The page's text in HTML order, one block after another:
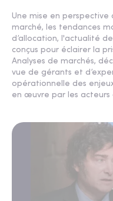
Une mise en
marché, les tendances
d’allocation, l'actualité
conçus pour éclairer la
Analyses de marchés,
vue de gérants et
opérationnelle des
en œuvre par les acteurs